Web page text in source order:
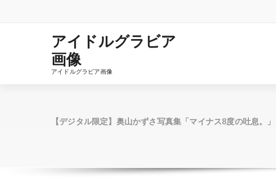
テ
アイドルグラビア
画像
アイドルグラビア画像
【デジタル限定】奥山かずさ写真集「マイナス8度の吐息。」